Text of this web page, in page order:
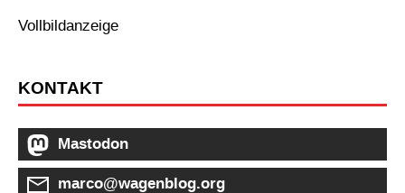
Vollbildanzeige
KONTAKT
Mastodon
marco@wagenblog.org